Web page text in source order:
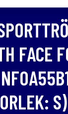
FACE
S)